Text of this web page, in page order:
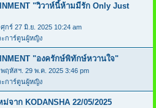
"วิวาห์นี้ห้ามมีรัก Only Just
ศุกร์ 27 มิ.ย. 2025 10:24 am
การ์ตูนผู้หญิง
"องครักษ์พิทักษ์หวานใจ"
พฤหัสฯ. 29 พ.ค. 2025 3:46 pm
การ์ตูนผู้หญิง
จาก KODANSHA 22/05/2025